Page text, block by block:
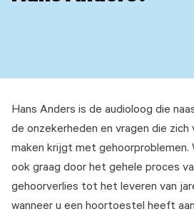
Hans Anders is de audioloog die
de onzekerheden en vragen die
maken krijgt met gehoorproblemen.
ook graag door het gehele proces
gehoorverlies tot het leveren van
wanneer u een hoortoestel heeft